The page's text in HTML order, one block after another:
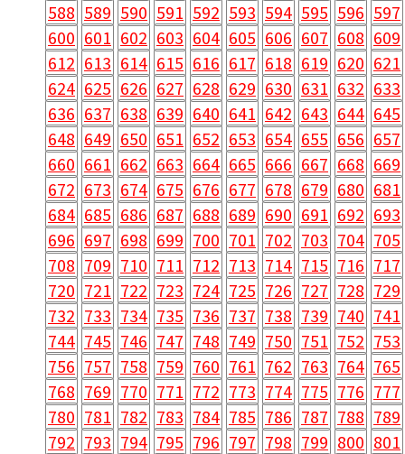
588 589 590 591 592 593 594 595 596 597
600 601 602 603 604 605 606 607 608 609
612 613 614 615 616 617 618 619 620 621
624 625 626 627 628 629 630 631 632 633
636 637 638 639 640 641 642 643 644 645
648 649 650 651 652 653 654 655 656 657
660 661 662 663 664 665 666 667 668 669
672 673 674 675 676 677 678 679 680 681
684 685 686 687 688 689 690 691 692 693
696 697 698 699 700 701 702 703 704 705
708 709 710 711 712 713 714 715 716 717
720 721 722 723 724 725 726 727 728 729
732 733 734 735 736 737 738 739 740 741
744 745 746 747 748 749 750 751 752 753
756 757 758 759 760 761 762 763 764 765
768 769 770 771 772 773 774 775 776 777
780 781 782 783 784 785 786 787 788 789
792 793 794 795 796 797 798 799 800 801